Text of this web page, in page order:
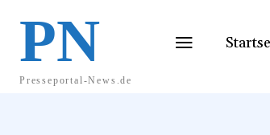
PN
Presseportal-News.de